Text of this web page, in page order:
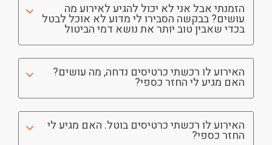
הזמנתי אבל אני לא יכול להגיע לאירוע מה
עושים? בבקשה הסבירו לי מדוע לא אוכל לבטל
בכדי שאבין טוב יותר את נושא דמי הביטול
האירוע לו רכשתי כרטיסים נדחה, מה עושים?
האם מגיע לי החזר כספי?
האירוע לו רכשתי כרטיסים בוטל. האם מגיע לי
החזר כספי?